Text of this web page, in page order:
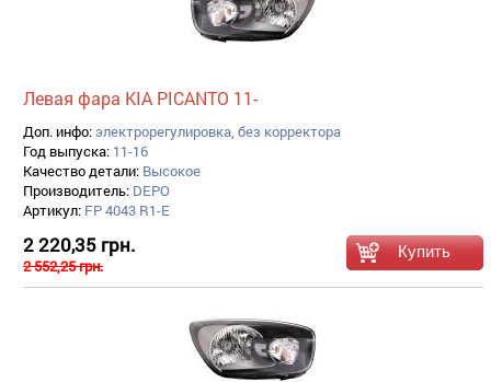
Левая фара KIA PICANTO 11-
Доп. инфо:электрорегулировка, без корректора
Год выпуска: 11-16
Качество детали: Высокое
Производитель: DEPO
Артикул: FP 4043 R1-E
2 220,35 грн.
2 552,25 грн.